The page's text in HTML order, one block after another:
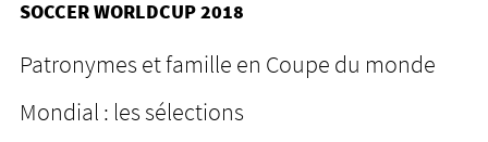
SOCCER WORLDCUP 2018
Patronymes et famille en Coupe du monde
Mondial : les sélections